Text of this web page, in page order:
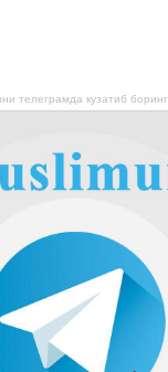
телеграмда кузатиб боринг